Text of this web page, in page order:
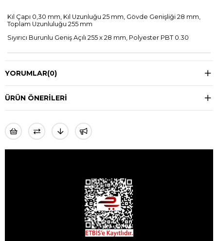
Kıl Çapı 0,30 mm, Kıl Uzunluğu 25 mm, Gövde Genişliği 28 mm,
Toplam Uzunluluğu 255 mm
Sıyırıcı Burunlu Geniş Açılı 255 x 28 mm, Polyester PBT 0.30
YORUMLAR(0)
ÜRÜN ÖNERILERI